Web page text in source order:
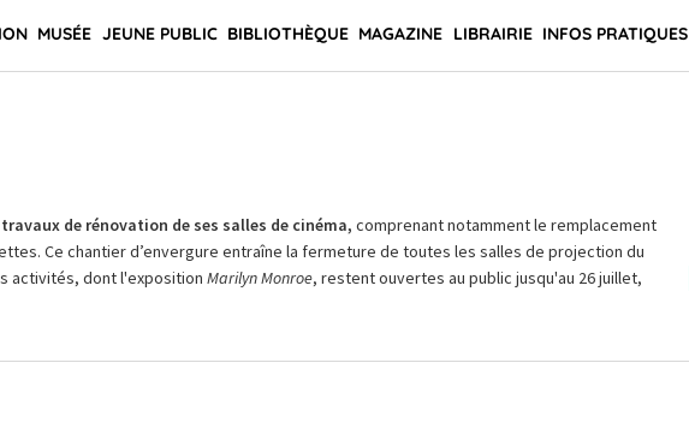
MUSÉE JEUNE PUBLIC BIBLIOTHÈQUE MAGAZINE LIBRAIRIE INFOS PRATIQUES
de rénovation de ses salles de cinéma, comprenant notamment le remplacement
Ce chantier d’envergure entraîne la fermeture de toutes les salles de projection du
activités, dont l'exposition Marilyn Monroe, restent ouvertes au public jusqu'au 26 juillet,